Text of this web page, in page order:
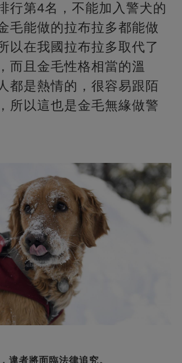
行第4名，不能加入警犬的
毛能做的拉布拉多都能做
以在我國拉布拉多取代了
而且金毛性格相當的溫
都是熱情的，很容易跟陌
所以這也是金毛無緣做警
違者將面臨法律追究。